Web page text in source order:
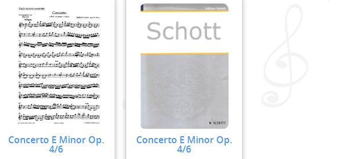
Concerto E Minor Op.
4/6
Concerto E Minor Op.
4/6